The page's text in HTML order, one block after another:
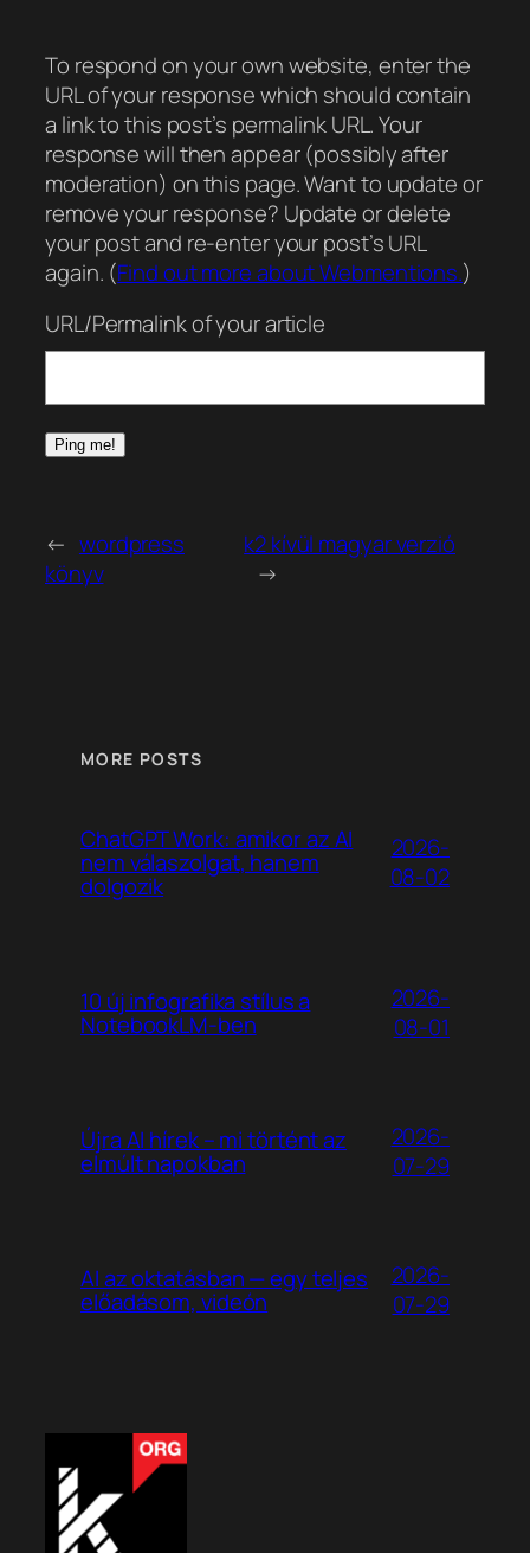
To respond on your own website, enter the
URL of your response which should contain
a link to this post’s permalink URL. Your
response will then appear (possibly after
moderation) on this page. Want to update or
remove your response? Update or delete
your post and re-enter your post’s URL
again. (Find out more about Webmentions.)
URL/Permalink of your article
← wordpress
könyv
k2 kívül magyar verzió
→
MORE POSTS
ChatGPT Work: amikor az AI
nem válaszolgat, hanem
dolgozik
2026-
08-02
10 új infografika stílus a
NotebookLM-ben
2026-
08-01
Újra AI hírek – mi történt az
elmúlt napokban
2026-
07-29
AI az oktatásban — egy teljes
előadásom, videón
2026-
07-29